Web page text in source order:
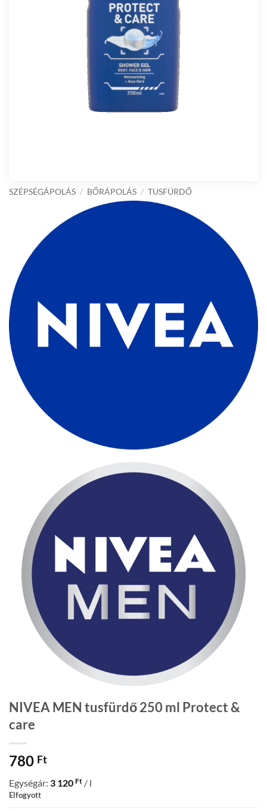
SZÉPSÉGÁPOLÁS / BŐRÁPOLÁS / TUSFÜRDŐ
NIVEA MEN tusfürdő 250 ml Protect &
care
780 Ft
Egységár: 3 120 Ft / l
Elfogyott